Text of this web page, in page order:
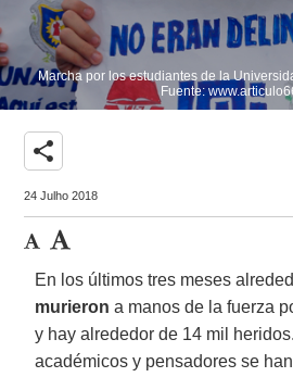
Marcha por los estudiantes de la
Fuente:
share
24 Julho 2018
En los últimos tres meses
murieron a manos de la fuerza
y hay alrededor de 14 mil
académicos y pensadores se